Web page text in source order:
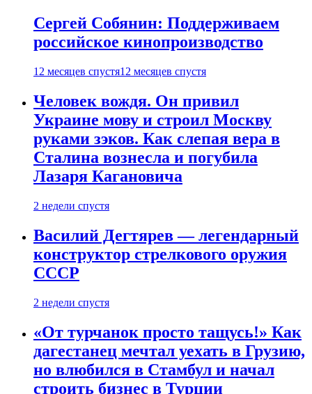
Сергей Собянин: Поддерживаем
российское кинопроизводство
12 месяцев спустя12 месяцев спустя
Человек вождя. Он привил
Украине мову и строил Москву
руками зэков. Как слепая вера в
Сталина вознесла и погубила
Лазаря Кагановича
2 недели спустя
Василий Дегтярев — легендарный
конструктор стрелкового оружия
СССР
2 недели спустя
«От турчанок просто тащусь!» Как
дагестанец мечтал уехать в Грузию,
но влюбился в Стамбул и начал
строить бизнес в Турции